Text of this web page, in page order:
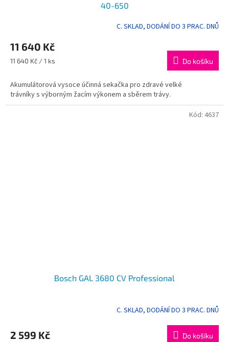
40-650
C. SKLAD, DODÁNÍ DO 3 PRAC. DNŮ
11 640 Kč
Měrná
11 640 Kč / 1 ks Do košíku
Akumulátorová vysoce účinná sekačka pro zdravé velké
trávníky s výborným žacím výkonem a sběrem trávy.
Bosch GAL 3680 CV Professional
C. SKLAD, DODÁNÍ DO 3 PRAC. DNŮ
2 599 Kč Do košíku
Kód: 4637